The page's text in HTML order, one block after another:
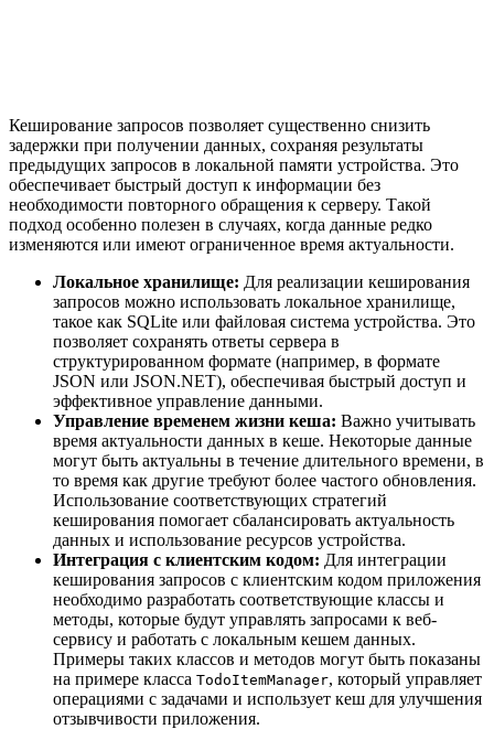
Кеширование запросов позволяет существенно снизить
задержки при получении данных, сохраняя результаты
предыдущих запросов в локальной памяти устройства. Это
обеспечивает быстрый доступ к информации без
необходимости повторного обращения к серверу. Такой
подход особенно полезен в случаях, когда данные редко
изменяются или имеют ограниченное время актуальности.
Локальное хранилище: Для реализации кеширования
запросов можно использовать локальное хранилище,
такое как SQLite или файловая система устройства. Это
позволяет сохранять ответы сервера в
структурированном формате (например, в формате
JSON или JSON.NET), обеспечивая быстрый доступ и
эффективное управление данными.
Управление временем жизни кеша: Важно учитывать
время актуальности данных в кеше. Некоторые данные
могут быть актуальны в течение длительного времени, в
то время как другие требуют более частого обновления.
Использование соответствующих стратегий
кеширования помогает сбалансировать актуальность
данных и использование ресурсов устройства.
Интеграция с клиентским кодом: Для интеграции
кеширования запросов с клиентским кодом приложения
необходимо разработать соответствующие классы и
методы, которые будут управлять запросами к веб-
сервису и работать с локальным кешем данных.
Примеры таких классов и методов могут быть показаны
на примере класса TodoItemManager, который управляет
операциями с задачами и использует кеш для улучшения
отзывчивости приложения.